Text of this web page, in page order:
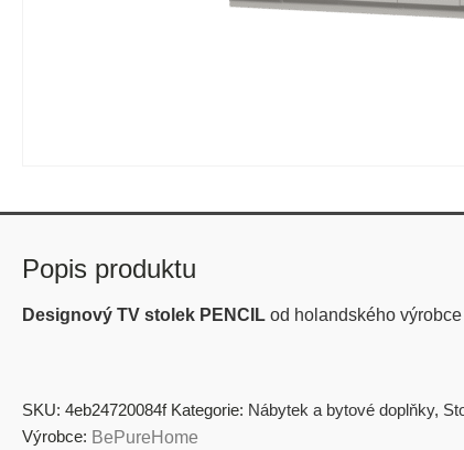
Popis produktu
Designový TV stolek PENCIL od holandského
SKU: 4eb24720084f Kategorie: Nábytek a bytové doplňky,
Výrobce: BePureHome